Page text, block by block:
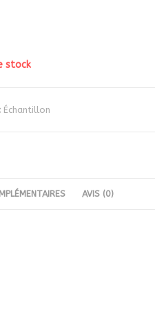
stock
Échantillon
AVIS (0)